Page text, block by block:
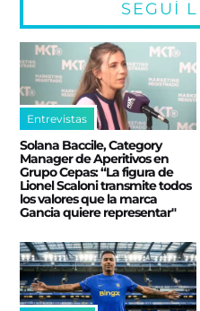
SEGUÍ
Entrevistas
Solana Baccile, Category
Manager de Aperitivos en
Grupo Cepas: “La figura de
Lionel Scaloni transmite todos
los valores que la marca
Gancia quiere representar"